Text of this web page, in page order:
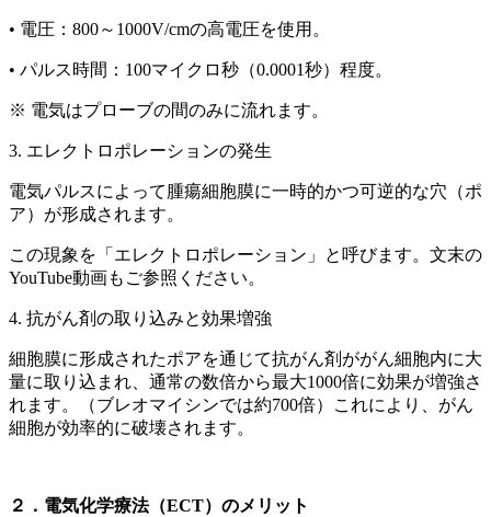
• 電圧 ：800～1000V/cmの高電圧を使用。
• パルス時間 ：100マイクロ秒（0.0001秒）程度。
※ 電気はプローブの間のみに流れます。
3. エレクトロポレーションの発生
電気パルスによって腫瘍細胞膜に一時的かつ可逆的な穴（ポ
ア）が形成されます。
この現象を「エレクトロポレーション」と呼びます。文末の
YouTube動画もご参照ください。
4. 抗がん剤の取り込みと効果増強
細胞膜に形成されたポアを通じて抗がん剤ががん細胞内に大
量に取り込まれ、通常の数倍から最大1000倍に効果が増強さ
れます。（ブレオマイシンでは約700倍）これにより、がん
細胞が効率的に破壊されます。
２．電気化学療法（ECT）のメリット